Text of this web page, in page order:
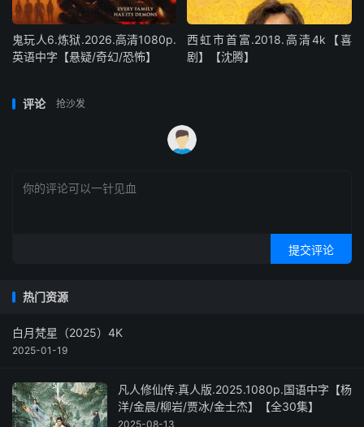
鬼玩人6.炼狱.2026.高清1080p.
英语中字【悬疑/奇幻/恐怖】
西虹市首富.2018.高清4k【喜
剧】【沈腾】
评论 抢沙发
提交评论
热门资源
白月梵星（2025）4K
2025-01-19
凡人修仙传.真人版.2025.1080p.国语中字【杨
洋/金晨/柳岩/贾冰/金士杰】【全30集】
2025-08-13